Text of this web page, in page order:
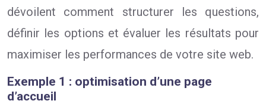
dévoilent comment structurer les questions,
définir les options et évaluer les résultats pour
maximiser les performances de votre site web.
Exemple 1 : optimisation d’une page
d’accueil